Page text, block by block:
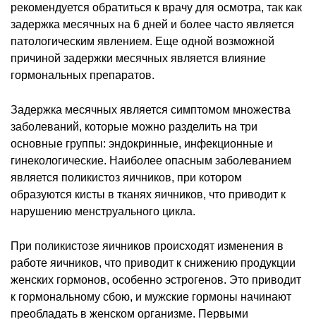
рекомендуется обратиться к врачу для осмотра, так как
задержка месячных на 6 дней и более часто является
патологическим явлением. Еще одной возможной
причиной задержки месячных является влияние
гормональных препаратов.
Задержка месячных является симптомом множества
заболеваний, которые можно разделить на три
основные группы: эндокринные, инфекционные и
гинекологические. Наиболее опасным заболеванием
является поликистоз яичников, при котором
образуются кисты в тканях яичников, что приводит к
нарушению менструального цикла.
При поликистозе яичников происходят изменения в
работе яичников, что приводит к снижению продукции
женских гормонов, особенно эстрогенов. Это приводит
к гормональному сбою, и мужские гормоны начинают
преобладать в женском организме. Первыми